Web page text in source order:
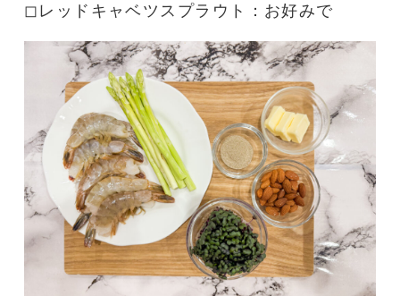
◻︎レッドキャベツスプラウト：お好みで